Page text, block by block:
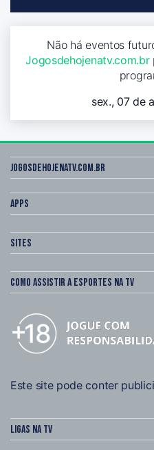
Não há eventos
Jogosdehojenatv.com.br
sex., 07 de
Jogosdehojenatv.com.br
Apps
Sites
Como assistir a esportes na TV
Este site pode conter
Ligas na TV